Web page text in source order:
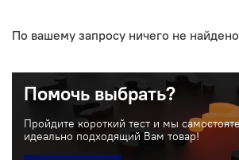
По вашему запросу ничего не найдено
Помочь выбрать?
Пройдите короткий тест и мы
идеально подходящий Вам товар!